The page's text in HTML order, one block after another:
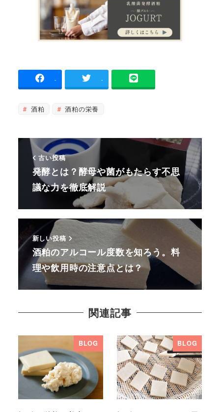
- -
酒粕 酒粕の栄養
古い投稿
発酵とは？酵母や菌がもたらす不思
議な力を徹底解説
新しい投稿
酒粕のアルコール度数を知ろう。料
理や飲用時の注意点とは？
関連記事
BLOG BLOG